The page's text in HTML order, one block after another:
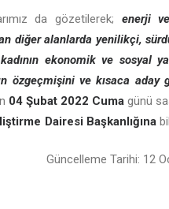
da gözetilerek; enerji
diğer alanlarda yenilikçi,
ekonomik ve sosyal
özgeçmişini ve kısaca aday
04 Şubat 2022 Cuma günü
Dairesi Başkanlığına
Güncelleme Tarihi: 12